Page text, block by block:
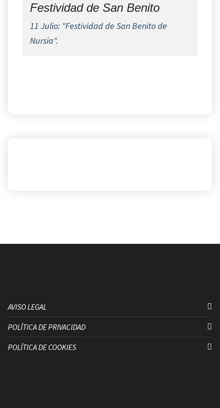
Festividad de San Benito
11 Julio: "Festividad de San Benito de
Nursia".
AVISO LEGAL
POLÍTICA DE PRIVACIDAD
POLÍTICA DE COOKIES